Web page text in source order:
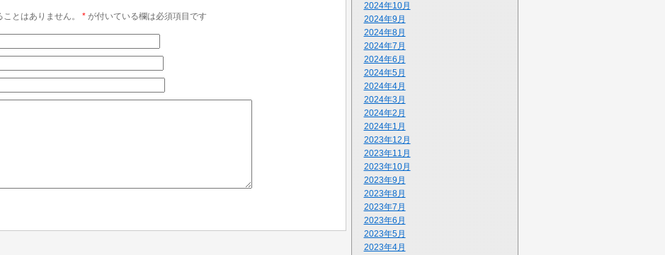
2024年10月
2024年9月
2024年8月
2024年7月
2024年6月
2024年5月
2024年4月
2024年3月
2024年2月
2024年1月
2023年12月
2023年11月
2023年10月
2023年9月
2023年8月
2023年7月
2023年6月
2023年5月
2023年4月
とはありません。 * が付いている欄は必須項目です